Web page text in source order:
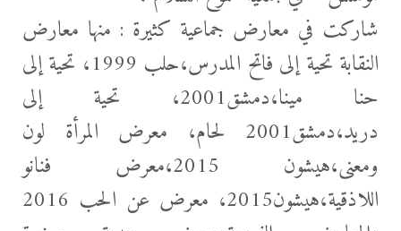
شاركت في معارض جماعية كثيرة : منها معارض
النقابة تحية إلى فاتح المدرس،حلب 1999، تحية إلى
حنا مينا،دمشق2001، تحية إلى
دريد،دمشق2001 لحام، معرض المرأة لون
ومعنى،هيشون 2015،معرض فنانو
اللاذقية،هيشون2015، معرض عن الحب 2016